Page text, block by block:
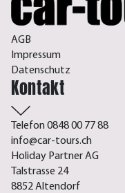
AGB
Impressum
Datenschutz
Kontakt
Telefon 0848 00 77 88
info@car-tours.ch
Holiday Partner AG
Talstrasse 24
8852 Altendorf